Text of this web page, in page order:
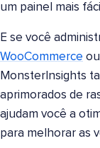
um painel mais
E se você
WooCommerce ou
MonsterInsights
aprimorados de
ajudam você a
para melhorar as